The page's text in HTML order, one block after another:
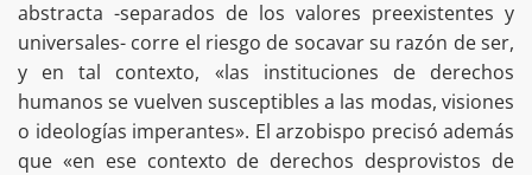
abstracta -separados de los valores preexistentes y
universales- corre el riesgo de socavar su razón de ser,
y en tal contexto, «las instituciones de derechos
humanos se vuelven susceptibles a las modas, visiones
o ideologías imperantes». El arzobispo precisó además
que «en ese contexto de derechos desprovistos de